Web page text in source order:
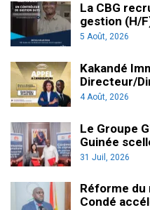
La CBG
gestion (H/
5 Août, 2026
Kakandé
Directeur/
4 Août, 2026
Le Groupe
Guinée
31 Juil, 2026
Réforme du
Condé